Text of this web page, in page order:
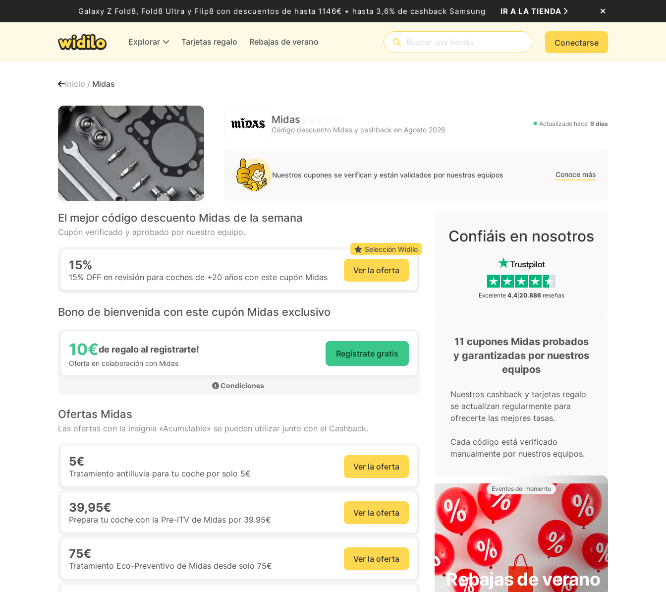
Galaxy Z Fold8, Fold8 Ultra y Flip8 con descuentos de hasta 1146€ + hasta 3,6% de cashback Samsung IR A LA TIENDA
Explorar Tarjetas regalo Rebajas de verano Conectarse
Ocio, Entretenimiento y Cultura
Proveedores de gas y energía
Todas las tiendas
Inicio / Midas
Midas
Código descuento Midas y cashback en Agosto 2026
Actualizado hace 9 días
Nuestros cupones se verifican y están validados por nuestros equipos Conoce más
El mejor código descuento Midas de la semana
Cupón verificado y aprobado por nuestro equipo.
15%
15% OFF en revisión para coches de +20 años con este cupón Midas
Ver la oferta
Selección Widilo
Bono de bienvenida con este cupón Midas exclusivo
10€de regalo al registrarte!
Oferta en colaboración con Midas
Regístrate gratis
Ofertas Midas
Las ofertas con la insignia «Acumulable» se pueden utilizar junto con el Cashback.
5€
Tratamiento antilluvia para tu coche por solo 5€
Ver la oferta
39,95€
Prepara tu coche con la Pre-ITV de Midas por 39.95€
Ver la oferta
75€
Tratamiento Eco-Preventivo de Midas desde solo 75€
Ver la oferta
Confiáis en nosotros
Excelente 4,4| 20.886reseñas
11 cupones Midas probados
y garantizadas por nuestros
equipos
Nuestros cashback y tarjetas regalo
se actualizan regularmente para
ofrecerte las mejores tasas.
Cada código está verificado
manualmente por nuestros equipos.
Eventos del momento
Rebajas de verano